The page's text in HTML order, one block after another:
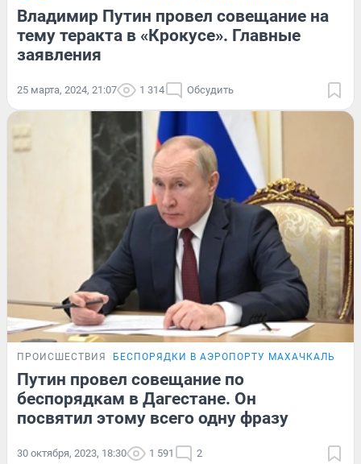
Владимир Путин провел совещание на
тему теракта в «Крокусе». Главные
заявления
25 марта, 2024, 21:07 1 314 Обсудить
ПРОИСШЕСТВИЯ БЕСПОРЯДКИ В АЭРОПОРТУ МАХАЧКАЛЫ
Путин провел совещание по
беспорядкам в Дагестане. Он
посвятил этому всего одну фразу
30 октября, 2023, 18:30 1 591 2